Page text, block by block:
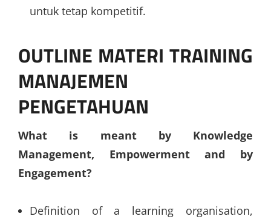
untuk tetap kompetitif.
OUTLINE MATERI TRAINING
MANAJEMEN
PENGETAHUAN
What is meant by Knowledge
Management, Empowerment and by
Engagement?
Definition of a learning organisation,